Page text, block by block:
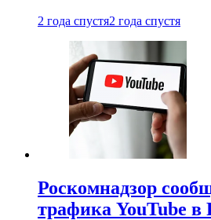
2 года спустя2 года спустя
Роскомнадзор
трафика YouTube в